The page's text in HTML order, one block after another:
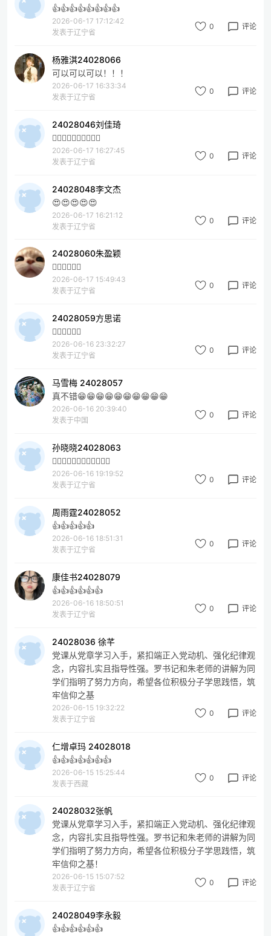
👍👍👍👍👍👍👍👍
2026-06-17 17:12:42
发表于辽宁省
0 评论
杨雅淇24028066
可以可以可以！！！
2026-06-17 16:33:34
发表于辽宁省
0 评论
24028046刘佳琦
👍🏻👍🏻👍🏻👍🏻👍🏻
2026-06-17 16:27:45
发表于辽宁省
0 评论
24028048李文杰
😍😍😍😍😍
2026-06-17 16:21:12
发表于辽宁省
0 评论
24028060朱盈颖
👍🏻👍🏻👍🏻
2026-06-17 15:49:43
发表于辽宁省
0 评论
24028059方思诺
👍🏾👍🏾👍🏾
2026-06-16 23:32:27
发表于辽宁省
0 评论
马雪梅 24028057
真不错😁😁😁😁😁😁😁😁😁😁
2026-06-16 20:39:40
发表于中国
0 评论
孙晓晓24028063
👍🏻👍🏻👍🏻👍🏻👍🏻👍🏻
2026-06-16 19:19:52
发表于辽宁省
0 评论
周雨霆24028052
👍👍👍👍👍
2026-06-16 18:51:31
发表于辽宁省
0 评论
康佳书24028079
👍👍👍👍👍👍
2026-06-16 18:50:51
发表于辽宁省
0 评论
24028036 徐芊
党课从党章学习入手，紧扣端正入党动机、强化纪律观
念，内容扎实且指导性强。罗书记和朱老师的讲解为同
学们指明了努力方向，希望各位积极分子学思践悟，筑
牢信仰之基
2026-06-15 19:32:22
发表于辽宁省
0 评论
仁增卓玛 24028018
👍👍👍👍👍👍👍
2026-06-15 15:25:44
发表于西藏
0 评论
24028032张帆
党课从党章学习入手，紧扣端正入党动机、强化纪律观
念，内容扎实且指导性强。罗书记和朱老师的讲解为同
学们指明了努力方向，希望各位积极分子学思践悟，筑
牢信仰之基！
2026-06-15 15:07:52
发表于辽宁省
0 评论
24028049李永毅
👍👍👍👍👍👍